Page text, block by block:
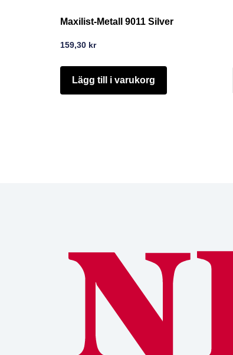
Maxilist-Metall 9011 Silver
159,30 kr
Lägg till i varukorg